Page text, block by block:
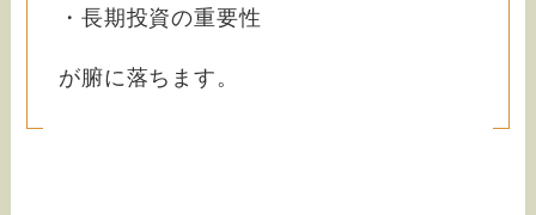
・長期投資の重要性
が腑に落ちます。